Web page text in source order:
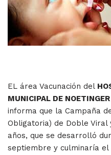
EL área Vacunación del
MUNICIPAL DE
informa que la Campaña
Obligatoria) de Doble Viral
años, que se desarrolló
septiembre y culminaría el